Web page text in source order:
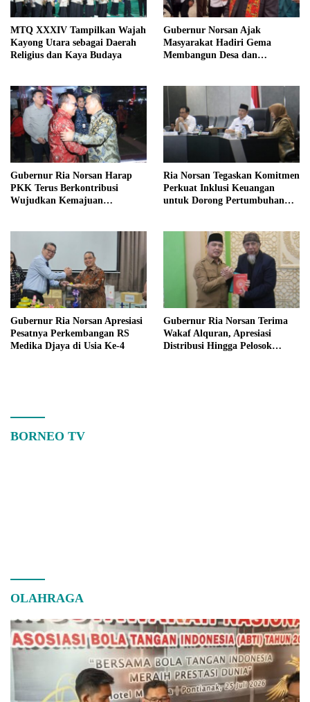
MTQ XXXIV Tampilkan Wajah
Kayong Utara sebagai Daerah
Religius dan Kaya Budaya
Gubernur Norsan Ajak
Masyarakat Hadiri Gema
Membangun Desa dan
Gubernur Ria Norsan Harap
PKK Terus Berkontribusi
Wujudkan Kemajuan
Ria Norsan Tegaskan Komitmen
Perkuat Inklusi Keuangan
untuk Dorong Pertumbuhan
Gubernur Ria Norsan Apresiasi
Pesatnya Perkembangan RS
Medika Djaya di Usia Ke-4
Gubernur Ria Norsan Terima
Wakaf Alquran, Apresiasi
Distribusi Hingga Pelosok
BORNEO TV
OLAHRAGA